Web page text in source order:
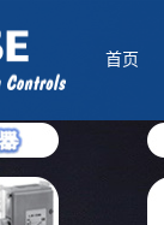
首页